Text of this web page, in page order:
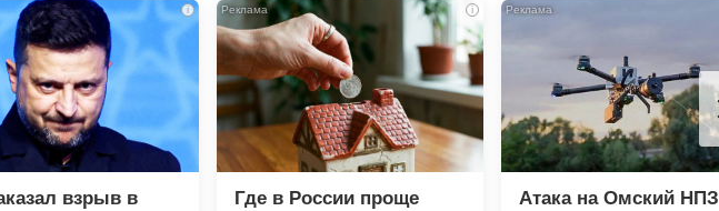
i
взрыв в
i
Где в России проще
Атака на Омский НПЗ